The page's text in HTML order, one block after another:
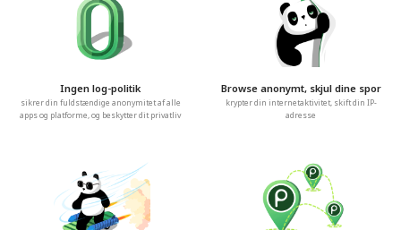
Ingen log-politik
sikrer din fuldstændige anonymitet af alle
apps og platforme, og beskytter dit privatliv
Browse anonymt, skjul dine spor
krypter din internetaktivitet, skift din IP-
adresse